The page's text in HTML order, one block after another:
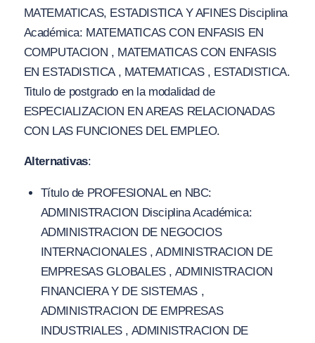
MATEMATICAS, ESTADISTICA Y AFINES Disciplina
Académica: MATEMATICAS CON ENFASIS EN
COMPUTACION , MATEMATICAS CON ENFASIS
EN ESTADISTICA , MATEMATICAS , ESTADISTICA.
Titulo de postgrado en la modalidad de
ESPECIALIZACION EN AREAS RELACIONADAS
CON LAS FUNCIONES DEL EMPLEO.
Alternativas:
Título de PROFESIONAL en NBC:
ADMINISTRACION Disciplina Académica:
ADMINISTRACION DE NEGOCIOS
INTERNACIONALES , ADMINISTRACION DE
EMPRESAS GLOBALES , ADMINISTRACION
FINANCIERA Y DE SISTEMAS ,
ADMINISTRACION DE EMPRESAS
INDUSTRIALES , ADMINISTRACION DE